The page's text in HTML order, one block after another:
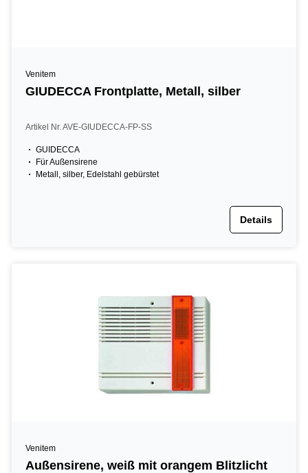
Venitem
GIUDECCA Frontplatte, Metall, silber
Artikel Nr. AVE-GIUDECCA-FP-SS
GUIDECCA
Für Außensirene
Metall, silber, Edelstahl gebürstet
Details
Venitem
Außensirene, weiß mit orangem Blitzlicht